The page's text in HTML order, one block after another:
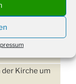
in Berlin für
am
Kirche um